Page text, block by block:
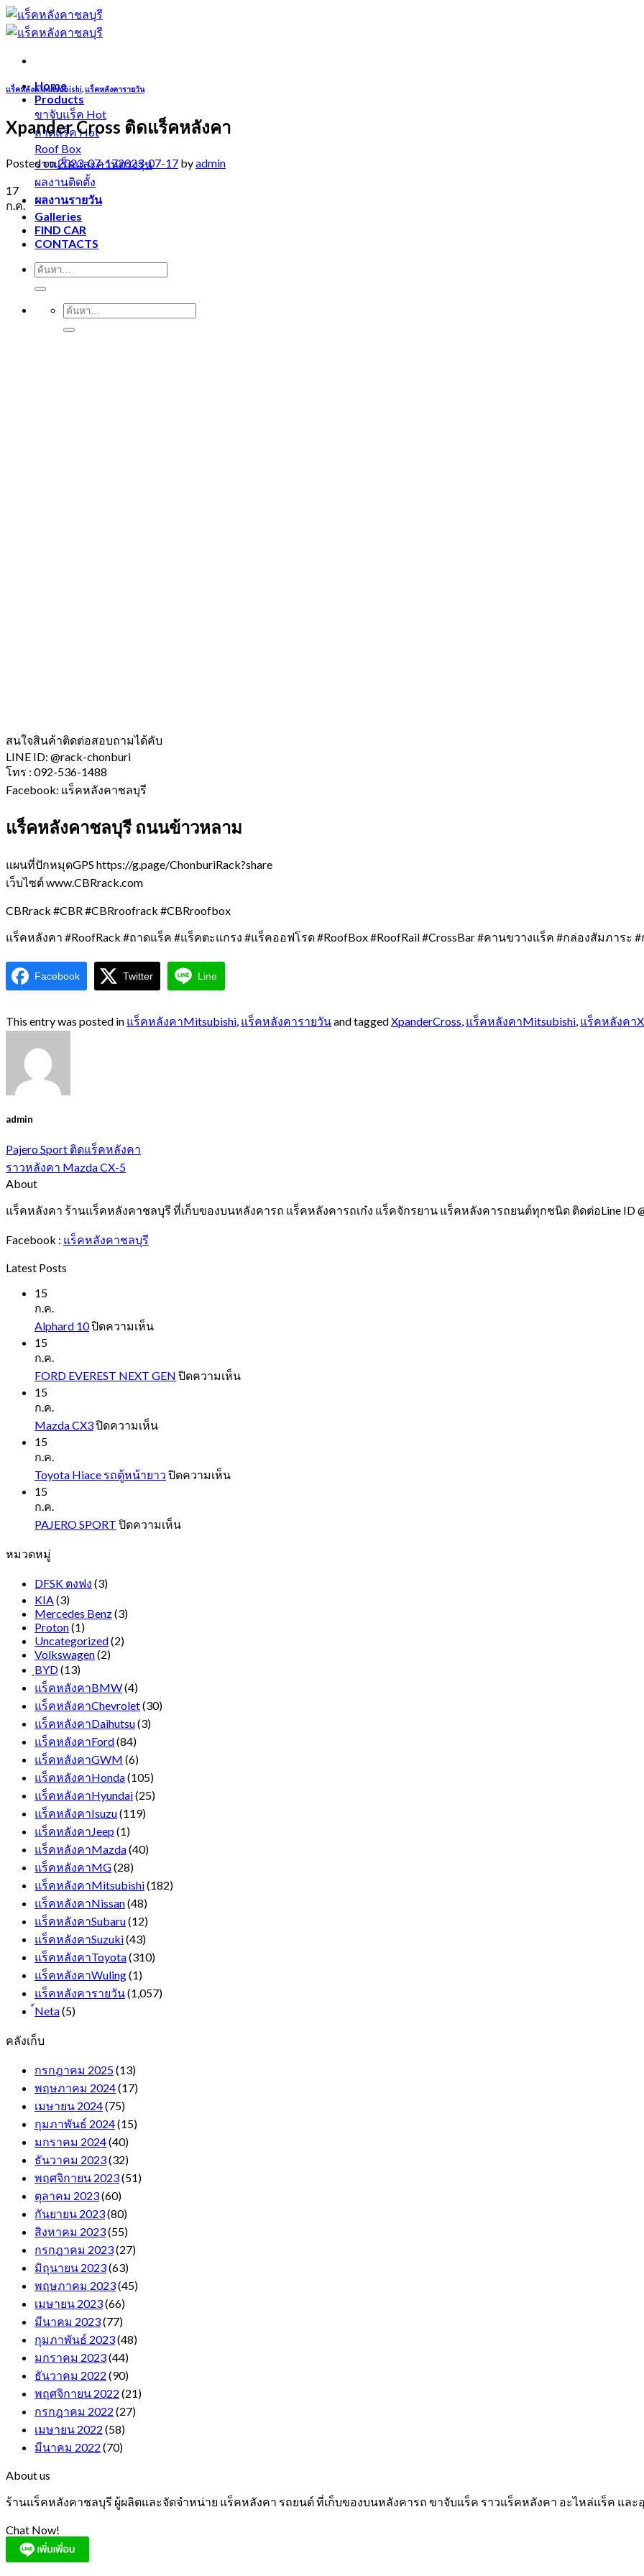
Skip
to
content
Home
Products
ขาจับแร็ค
ถาดแร็ค
Roof Box
ราวแร็คและคานตรงรุ่น
ผลงานติดตั้ง
ผลงานรายวัน
Galleries
FIND CAR
CONTACTS
แร็คหลังคาMitsubishi แร็คหลังคารายวัน
Xpander Cross ติดแร็คหลังคา
Posted on2023-07-172023-07-17 byadmin
17
ก.ค.
สนใจสินค้าติดต่อสอบถามได้คับ
LINE ID: @rack-chonburi
โทร : 092-536-1488
Facebook: แร็คหลังคาชลบุรี
แร็คหลังคาชลบุรี ถนนข้าวหลาม
แผนที่ปักหมุดGPS https://g.page/ChonburiRack?share
เว็บไซต์ www.CBRrack.com
CBRrack #CBR #CBRroofrack #CBRroofbox
แร็คหลังคา #RoofRack #ถาดแร็ค #แร็คตะแกรง #แร็คออฟโรด #RoofBox #RoofRail #CrossBar #คานขวางแร็ค #กล่องสัมภาระ
Facebook Twitter Line
This entry was posted in แร็คหลังคาMitsubishi แร็คหลังคารายวันand taggedXpanderCross แร็คหลังคาMitsubishi แร็คหลังคา
admin
Pajero Sport ติดแร็คหลังคา
ราวหลังคา Mazda CX-5
About
แร็คหลังคา ร้านแร็คหลังคาชลบุรี ที่เก็บของบนหลังคารถ แร็คหลังคารถเก๋ง แร็คจักรยาน แร็คหลังคารถยนต์ทุกชนิด ติดต่อLine ID
Facebook : แร็คหลังคาชลบุรี
Latest Posts
15
ก.ค.
Alphard 10ปิดความเห็นบน
15
ก.ค.
FORD EVEREST NEXT GEN ปิดความเห็นบน
15
ก.ค.
Mazda CX3ปิดความเห็นบน
15
ก.ค.
Toyota Hiace รถตู้หน้ายาว ปิดความเห็นบน
15
ก.ค.
PAJERO SPORT ปิดความเห็นบน
หมวดหมู่
DFSK ตงฟง (3)
KIA(3)
Mercedes Benz(3)
Proton(1)
Uncategorized(2)
Volkswagen(2)
ฺBYD(13)
แร็คหลังคาBMW(4)
แร็คหลังคาChevrolet(30)
แร็คหลังคาDaihutsu(3)
แร็คหลังคาFord(84)
แร็คหลังคาGWM (6)
แร็คหลังคาHonda(105)
แร็คหลังคาHyundai(25)
แร็คหลังคาIsuzu(119)
แร็คหลังคาJeep(1)
แร็คหลังคาMazda(40)
แร็คหลังคาMG(28)
แร็คหลังคาMitsubishi(182)
แร็คหลังคาNissan(48)
แร็คหลังคาSubaru(12)
แร็คหลังคาSuzuki(43)
แร็คหลังคาToyota(310)
แร็คหลังคาWuling(1)
แร็คหลังคารายวัน(1,057)
์Neta(5)
คลังเก็บ
กรกฎาคม 2025(13)
พฤษภาคม 2024(17)
เมษายน 2024(75)
กุมภาพันธ์ 2024(15)
มกราคม 2024(40)
ธันวาคม 2023(32)
พฤศจิกายน 2023(51)
ตุลาคม 2023(60)
กันยายน 2023(80)
สิงหาคม 2023(55)
กรกฎาคม 2023(27)
มิถุนายน 2023(63)
พฤษภาคม 2023(45)
เมษายน 2023(66)
มีนาคม 2023(77)
กุมภาพันธ์ 2023(48)
มกราคม 2023(44)
ธันวาคม 2022 (90)
พฤศจิกายน 2022 (21)
กรกฎาคม 2022 (27)
เมษายน 2022 (58)
มีนาคม 2022 (70)
About us
ร้านแร็คหลังคาชลบุรี ผู้ผลิตและจัดจำหน่าย แร็คหลังคา รถยนต์ ที่เก็บของบนหลังคารถ ขาจับแร็ค ราวแร็คหลังคา อะไหล่แร็ค แล
Chat Now!